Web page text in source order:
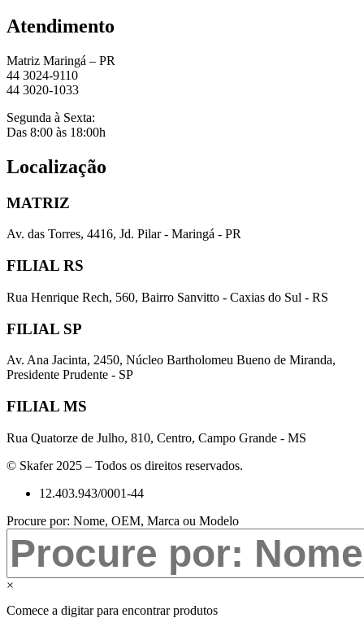
Atendimento
Matriz Maringá – PR
44 3024-9110
44 3020-1033
Segunda à Sexta:
Das 8:00 às 18:00h
Localização
MATRIZ
Av. das Torres, 4416, Jd. Pilar - Maringá - PR
FILIAL RS
Rua Henrique Rech, 560, Bairro Sanvitto - Caxias do Sul - RS
FILIAL SP
Av. Ana Jacinta, 2450, Núcleo Bartholomeu Bueno de Miranda,
Presidente Prudente - SP
FILIAL MS
Rua Quatorze de Julho, 810, Centro, Campo Grande - MS
© Skafer 2025 – Todos os direitos reservados.
12.403.943/0001-44
Procure por: Nome, OEM, Marca ou Modelo
×
Comece a digitar para encontrar produtos